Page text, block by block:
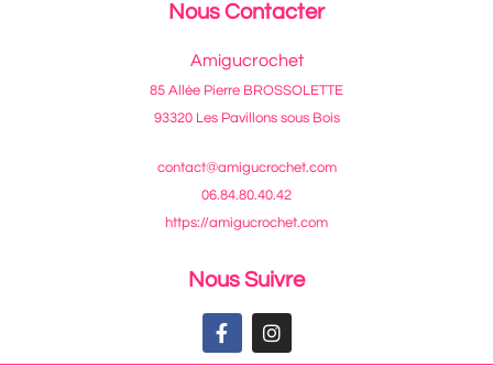
Nous Contacter
Amigucrochet
85 Allée Pierre BROSSOLETTE
93320 Les Pavillons sous Bois
contact@amigucrochet.com
06.84.80.40.42
https://amigucrochet.com
Nous Suivre